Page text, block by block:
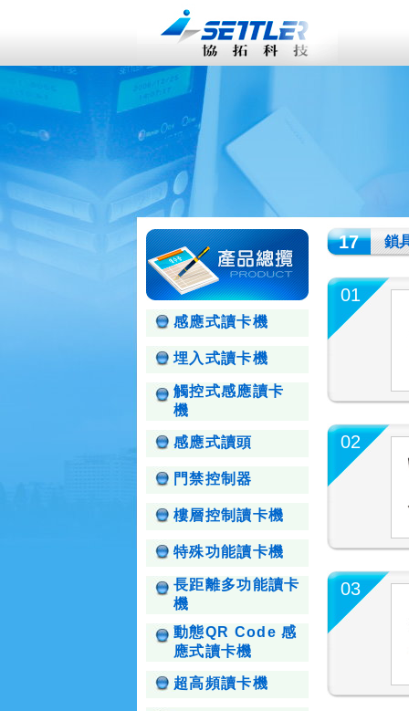
感應式讀卡機
埋入式讀卡機
觸控式感應讀卡
機
感應式讀頭
門禁控制器
樓層控制讀卡機
特殊功能讀卡機
長距離多功能讀卡
機
動態QR Code 感
應式讀卡機
超高頻讀卡機
17 鎖
01
02
03